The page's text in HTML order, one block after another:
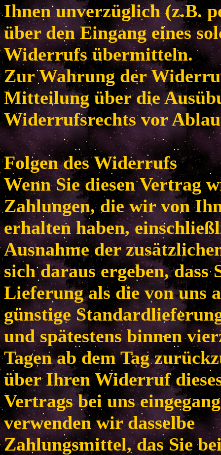
Ihnen unverzüglich (z.B.
über den Eingang eines
Widerrufs übermitteln.
Zur Wahrung der
Mitteilung über die
Widerrufsrechts vor
Folgen des Widerrufs
Wenn Sie diesen Vertrag
Zahlungen, die wir von
erhalten haben,
Ausnahme der
sich daraus ergeben, dass
Lieferung als die von uns
günstige
und spätestens binnen
Tagen ab dem Tag
über Ihren Widerruf
Vertrags bei uns
verwenden wir dasselbe
Zahlungsmittel, das Sie